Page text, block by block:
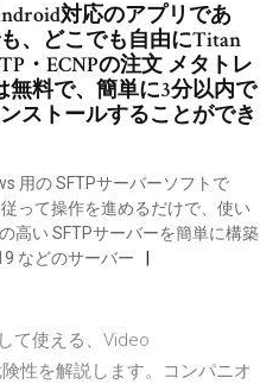
対応のアプリであ
、どこでも自由にTitan
・ECNPの注文 メタトレ
無料で、簡単に3分以内で
ストールすることができ
用の SFTPサーバーソフトで
って操作を進めるだけで、使い
高い SFTPサーバーを簡単に構築
などのサーバー
て使える、Video
性を解説します。コンパニオ